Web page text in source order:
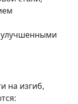
улучшенными
на изгиб,